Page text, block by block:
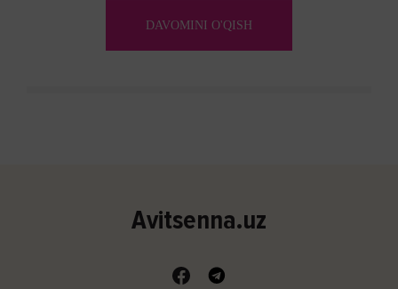
DAVOMINI O'QISH
Avitsenna.uz